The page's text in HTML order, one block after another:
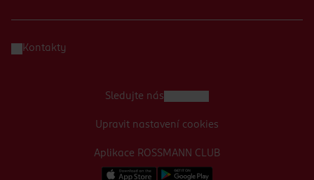
Kontakty
Aplikace ROSSMANN CLUB
Sledujte nás
Upravit nastavení cookies